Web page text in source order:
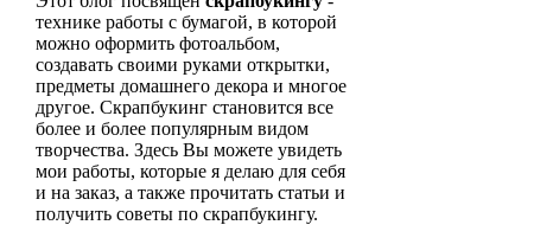
технике работы с бумагой, в которой
можно оформить фотоальбом,
создавать своими руками открытки,
предметы домашнего декора и многое
другое. Скрапбукинг становится все
более и более популярным видом
творчества. Здесь Вы можете увидеть
мои работы, которые я делаю для себя
и на заказ, а также прочитать статьи и
получить советы по скрапбукингу.